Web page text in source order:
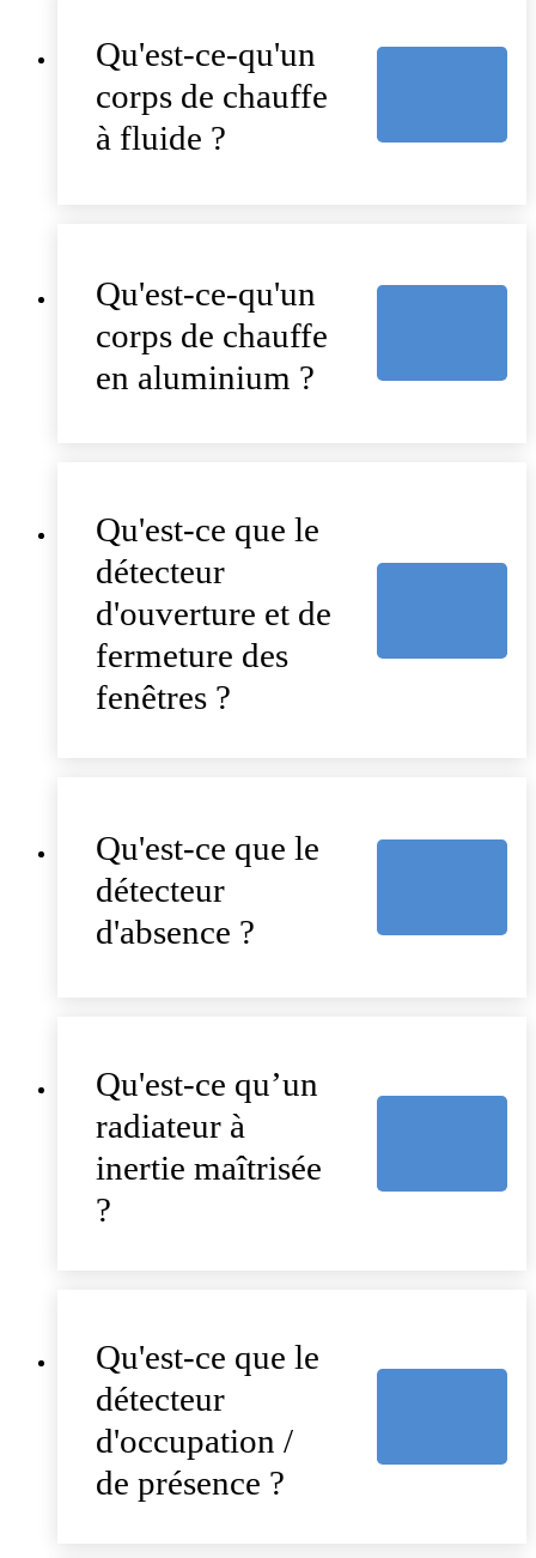
Qu'est-ce-qu'un
corps de chauffe
à fluide ?
Qu'est-ce-qu'un
corps de chauffe
en aluminium ?
Qu'est-ce que le
détecteur
d'ouverture et de
fermeture des
fenêtres ?
Qu'est-ce que le
détecteur
d'absence ?
Qu'est-ce qu’un
radiateur à
inertie maîtrisée
?
Qu'est-ce que le
détecteur
d'occupation /
de présence ?